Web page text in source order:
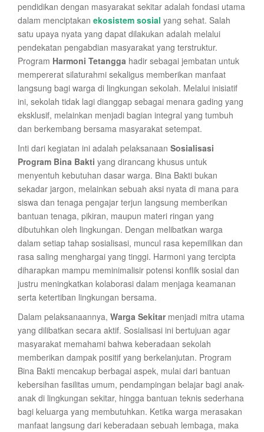
n
pendidikan dengan masyarakat sekitar adalah fondasi utama
dalam menciptakan ekosistem sosial yang sehat. Salah
satu upaya nyata yang dapat dilakukan adalah melalui
pendekatan pengabdian masyarakat yang terstruktur.
Program Harmoni Tetangga hadir sebagai jembatan untuk
mempererat silaturahmi sekaligus memberikan manfaat
langsung bagi warga di lingkungan sekolah. Melalui inisiatif
ini, sekolah tidak lagi dianggap sebagai menara gading yang
eksklusif, melainkan menjadi bagian integral yang tumbuh
dan berkembang bersama masyarakat setempat.
Inti dari kegiatan ini adalah pelaksanaan Sosialisasi
Program Bina Bakti yang dirancang khusus untuk
menyentuh kebutuhan dasar warga. Bina Bakti bukan
sekadar jargon, melainkan sebuah aksi nyata di mana para
siswa dan tenaga pengajar terjun langsung memberikan
bantuan tenaga, pikiran, maupun materi ringan yang
dibutuhkan oleh lingkungan. Dengan melibatkan warga
dalam setiap tahap sosialisasi, muncul rasa kepemilikan dan
rasa saling menghargai yang tinggi. Harmoni yang tercipta
diharapkan mampu meminimalisir potensi konflik sosial dan
justru meningkatkan kolaborasi dalam menjaga keamanan
serta ketertiban lingkungan bersama.
Dalam pelaksanaannya, Warga Sekitarmenjadi mitra utama
yang dilibatkan secara aktif. Sosialisasi ini bertujuan agar
masyarakat memahami bahwa keberadaan sekolah
memberikan dampak positif yang berkelanjutan. Program
Bina Bakti mencakup berbagai aspek, mulai dari bantuan
kebersihan fasilitas umum, pendampingan belajar bagi anak-
anak di lingkungan sekitar, hingga bantuan teknis sederhana
bagi keluarga yang membutuhkan. Ketika warga merasakan
manfaat langsung dari keberadaan sebuah lembaga, maka